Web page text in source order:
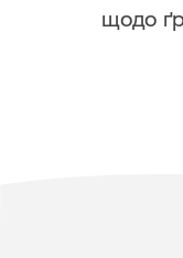
щодо